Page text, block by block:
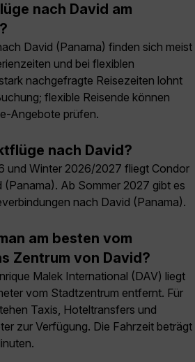
nach David am
David (Panama) finden sich meist
und bei flexiblen
nachgefragte Reisezeiten lohnt
flexible Reisende können
Angebote prüfen.
nach David?
und Winter 2026/2027 fliegt Condor
(Panama). Ab Sommer 2027 gibt es
nach David (Panama).
am besten vom
Zentrum von David?
Malek International (DAV) liegt
vom Stadtzentrum entfernt. Für
Taxis, Hoteltransfers und
zur Verfügung. Die Fahrzeit beträgt